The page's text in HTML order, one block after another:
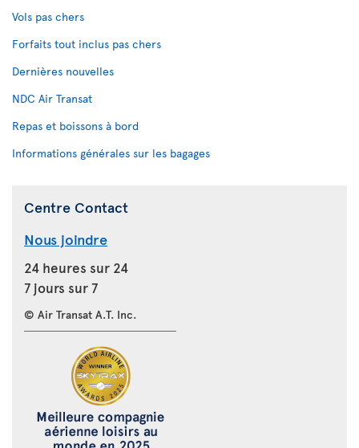
Vols pas chers
Forfaits tout inclus pas chers
Dernières nouvelles
NDC Air Transat
Repas et boissons à bord
Informations générales sur les bagages
Centre Contact
Nous joindre
24 heures sur 24
7 jours sur 7
© Air Transat A.T. Inc.